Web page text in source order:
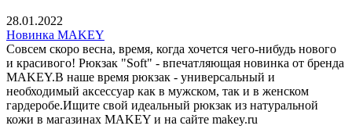
28.01.2022
Новинка MAKEY
Совсем скоро весна, время, когда хочется чего-нибудь нового
и красивого! Рюкзак "Soft" - впечатляющая новинка от бренда
MAKEY.В наше время рюкзак - универсальный и
необходимый аксессуар как в мужском, так и в женском
гардеробе.Ищите свой идеальный рюкзак из натуральной
кожи в магазинах MAKEY и на сайте makey.ru